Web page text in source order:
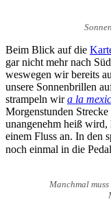
Beim Blick auf die
gar nicht mehr nach
weswegen wir bereits
unsere Sonnenbrillen
strampeln wira la
Morgenstunden
unangenehm heiß
einem Fluss an. In den
noch einmal in die
Manchmal